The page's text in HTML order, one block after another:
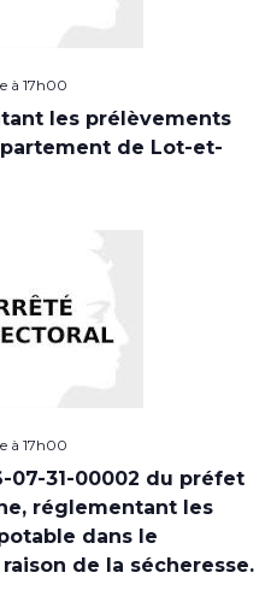
à 17h00
les prélèvements
de Lot-et-
à 17h00
07-31-00002 du préfet
réglementant les
dans le
de la sécheresse.